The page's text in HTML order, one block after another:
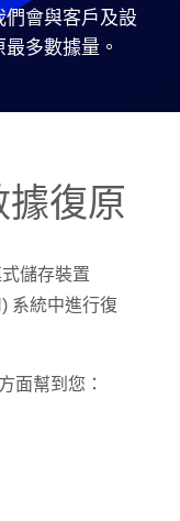
會與客戶及設
多數據量。
復原
儲存裝置
系統中進行復
面幫到您：